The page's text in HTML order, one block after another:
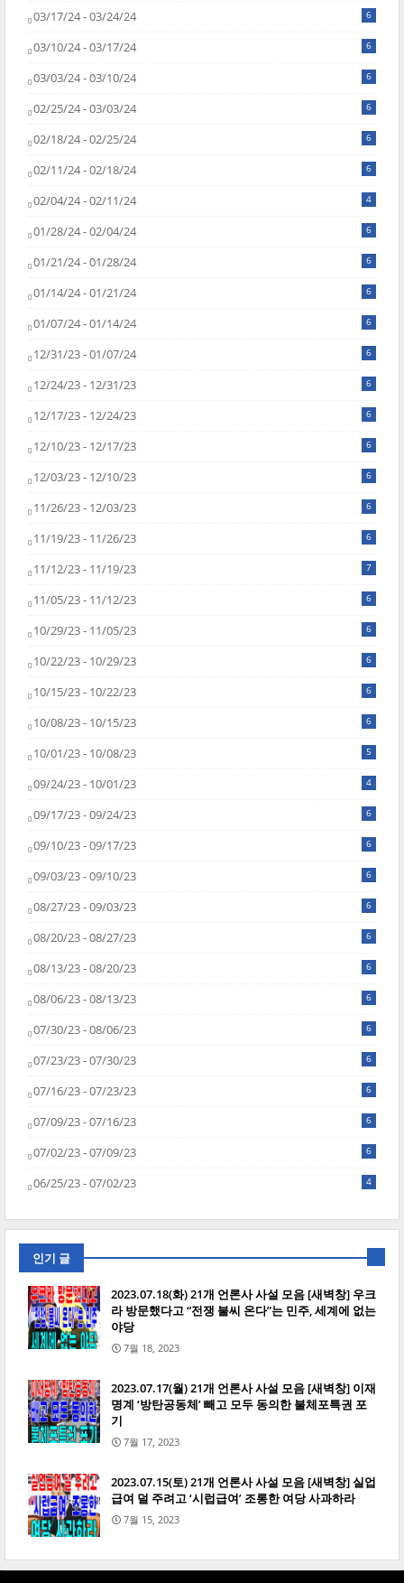
03/17/24 - 03/24/24 6
03/10/24 - 03/17/24 6
03/03/24 - 03/10/24 6
02/25/24 - 03/03/24 6
02/18/24 - 02/25/24 6
02/11/24 - 02/18/24 6
02/04/24 - 02/11/24 4
01/28/24 - 02/04/24 6
01/21/24 - 01/28/24 6
01/14/24 - 01/21/24 6
01/07/24 - 01/14/24 6
12/31/23 - 01/07/24 6
12/24/23 - 12/31/23 6
12/17/23 - 12/24/23 6
12/10/23 - 12/17/23 6
12/03/23 - 12/10/23 6
11/26/23 - 12/03/23 6
11/19/23 - 11/26/23 6
11/12/23 - 11/19/23 7
11/05/23 - 11/12/23 6
10/29/23 - 11/05/23 6
10/22/23 - 10/29/23 6
10/15/23 - 10/22/23 6
10/08/23 - 10/15/23 6
10/01/23 - 10/08/23 5
09/24/23 - 10/01/23 4
09/17/23 - 09/24/23 6
09/10/23 - 09/17/23 6
09/03/23 - 09/10/23 6
08/27/23 - 09/03/23 6
08/20/23 - 08/27/23 6
08/13/23 - 08/20/23 6
08/06/23 - 08/13/23 6
07/30/23 - 08/06/23 6
07/23/23 - 07/30/23 6
07/16/23 - 07/23/23 6
07/09/23 - 07/16/23 6
07/02/23 - 07/09/23 6
06/25/23 - 07/02/23 4
인기 글
2023.07.18(화) 21개 언론사 사설 모음 [새벽창] 우크
라 방문했다고 “전쟁 불씨 온다”는 민주, 세계에 없는
야당
7월 18, 2023
2023.07.17(월) 21개 언론사 사설 모음 [새벽창] 이재
명계 ‘방탄공동체’ 빼고 모두 동의한 불체포특권 포
기
7월 17, 2023
2023.07.15(토) 21개 언론사 사설 모음 [새벽창] 실업
급여 덜 주려고 ‘시럽급여’ 조롱한 여당 사과하라
7월 15, 2023